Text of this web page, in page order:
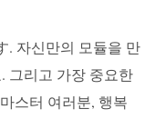
. 자신만의 모듈을 만
그리고 가장 중요한
스터 여러분, 행복